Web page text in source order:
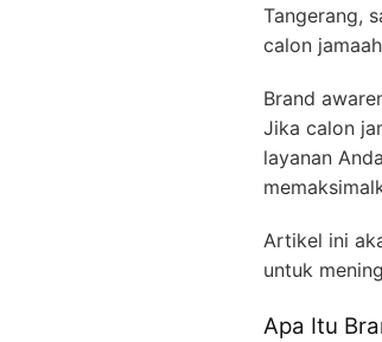
Tangerang,
calon
Brand
Jika calon
layanan
Artikel ini
untuk
Apa Itu